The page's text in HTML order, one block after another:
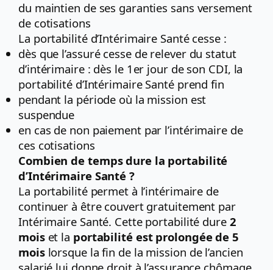
du maintien de ses garanties sans versement
de cotisations
La portabilité d’Intérimaire Santé cesse :
dès que l’assuré cesse de relever du statut
d’intérimaire : dès le 1er jour de son CDI, la
portabilité d’Intérimaire Santé prend fin
pendant la période où la mission est
suspendue
en cas de non paiement par l’intérimaire de
ces cotisations
Combien de temps dure la portabilité
d’Intérimaire Santé ?
La portabilité permet à l’intérimaire de
continuer à être couvert gratuitement par
Intérimaire Santé. Cette portabilité dure 2
moiset la portabilité est prolongée de 5
moislorsque la fin de la mission de l’ancien